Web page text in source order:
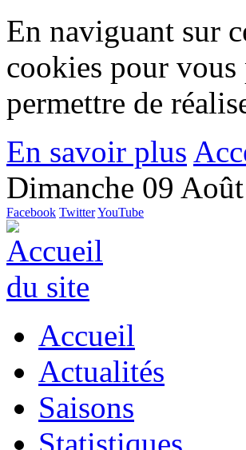
En naviguant sur
cookies pour
permettre de
En savoir plus
Dimanche 09
Facebook TwitterYouTube
Accueil
Actualités
Saisons